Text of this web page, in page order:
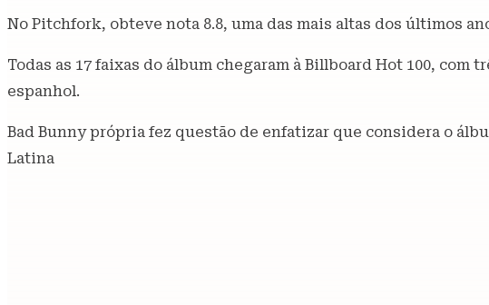
No Pitchfork, obteve nota 8.8, uma das mais altas dos últimos
Todas as 17 faixas do álbum chegaram à Billboard Hot 100,
espanhol.
Bad Bunny própria fez questão de enfatizar que considera o
Latina